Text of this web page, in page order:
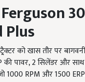
Plus
को खास तौर पर
की पावर, 2 सिलेंडर और
1000 RPM और 1500